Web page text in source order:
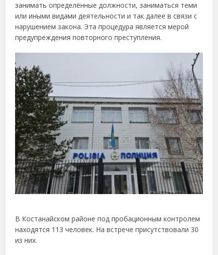
занимать определённые должности, заниматься теми
или иными видами деятельности и так далее в связи с
нарушением закона. Эта процедура является мерой
предупреждения повторного преступления.
В Костанайском районе под пробационным контролем
находятся 113 человек. На встрече присутствовали 30
из них.